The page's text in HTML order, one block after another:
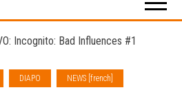
Incognito: Bad Influences #1
DIAPO NEWS [french]